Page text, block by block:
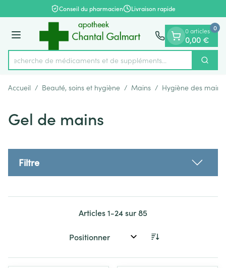
Aller au contenu
1 de 1Conseil du pharmacien Livraison rapide
Menu
Rechercher
Recherche de médicaments et de suppléments
0 articles
0,00 €
0
Accueil / Beauté, soins et hygiène / Mains / Hygiène des mains
Gel de mains
Filtre
Articles1-24sur85
Trier par: